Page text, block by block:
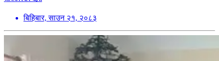
बिहिबार, साउन २१, २०८३